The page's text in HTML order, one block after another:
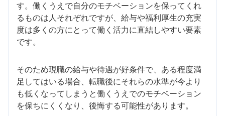
す。働くうえで自分のモチベーションを保ってくれ
るものは人それぞれですが、給与や福利厚生の充実
度は多くの方にとって働く活力に直結しやすい要素
です。
そのため現職の給与や待遇が好条件で、ある程度満
足してはいる場合、転職後にそれらの水準が今より
も低くなってしまうと働くうえでのモチベーション
を保ちにくくなり、後悔する可能性があります。